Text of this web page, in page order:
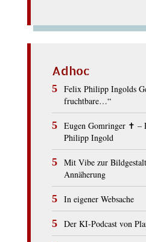
Adhoc
Felix Philipp Ingolds
fruchtbare…“
Eugen Gomringer ✝︎ –
Philipp Ingold
Mit Vibe zur
Annäherung
In eigener Websache
Der KI-Podcast von